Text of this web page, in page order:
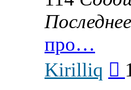
про…
Kirilliq